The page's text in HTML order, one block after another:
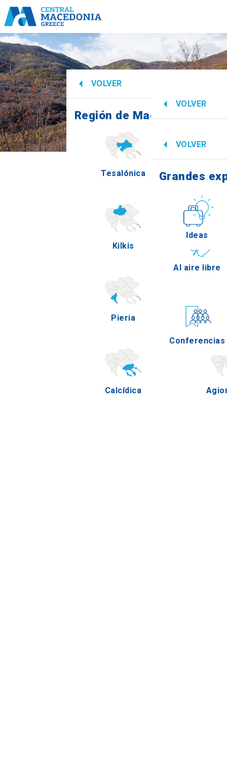
VOLVER
Región de Macedonia
Tesalónica
Kilkis
Pieria
Calcídica
VOLVER
Cultura
Al aire libre
Conferencias
VOLVER
Grandes
Ideas